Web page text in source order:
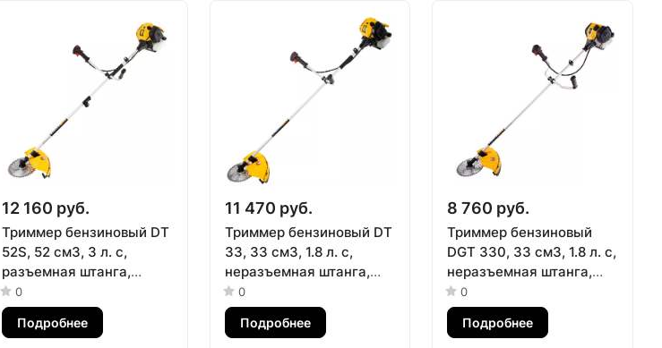
12 160 руб.
Триммер бензиновый DT
52S, 52 см3, 3 л. с,
разъемная штанга,
состоит из 2 частей
Denzel
0
Подробнее
11 470 руб.
Триммер бензиновый DT
33, 33 см3, 1.8 л. с,
неразъемная штанга,
состоит из 2 частей
Denzel
0
Подробнее
8 760 руб.
Триммер бензиновый
DGT 330, 33 см3, 1.8 л. с,
неразъемная штанга,
состоит из 2 частей
Denzel
0
Подробнее